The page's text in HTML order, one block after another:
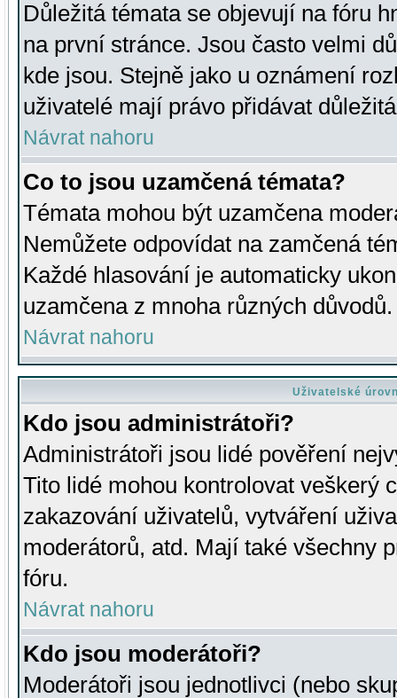
Důležitá témata se objevují na fóru
na první stránce. Jsou často velmi
kde jsou. Stejně jako u oznámení
uživatelé mají právo přidávat
Návrat nahoru
Co to jsou uzamčená témata?
Témata mohou být uzamčena
Nemůžete odpovídat na zamčená
Každé hlasování je automaticky
uzamčena z mnoha různých důvodů.
Návrat nahoru
Uživatelské
Kdo jsou administrátoři?
Administrátoři jsou lidé pověření
Tito lidé mohou kontrolovat veškerý
zakazování uživatelů, vytváření
moderátorů, atd. Mají také všechny
fóru.
Návrat nahoru
Kdo jsou moderátoři?
Moderátoři jsou jednotlivci (nebo